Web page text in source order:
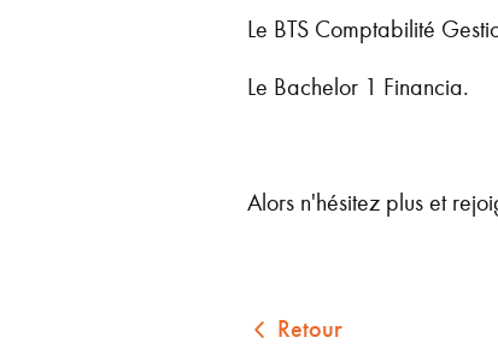
Le BTS Comptabilité
Le Bachelor 1 Financia.
Alors n'hésitez plus et
Retour